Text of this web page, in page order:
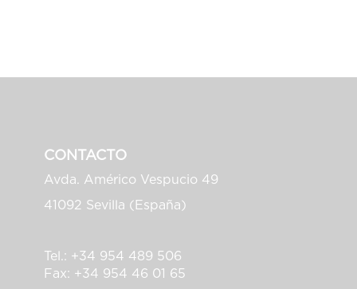
CONTACTO
Avda. Américo Vespucio 49
41092 Sevilla (España)
Tel.: +34 954 489 506
Fax: +34 954 46 01 65